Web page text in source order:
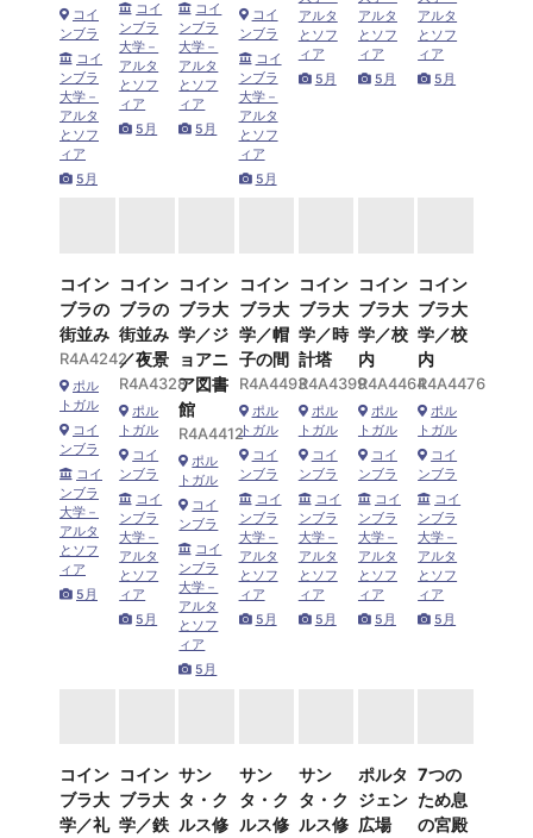
コイ
ンブラ
コイ
ンブラ
大学－
アルタ
とソフ
ィア
5月
コイ
ンブラ
大学－
アルタ
とソフ
ィア
5月
コイ
ンブラ
大学－
アルタ
とソフ
ィア
5月
コイ
ンブラ
コイ
ンブラ
大学－
アルタ
とソフ
ィア
5月
アルタ
とソフ
ィア
5月
アルタ
とソフ
ィア
5月
アルタ
とソフ
ィア
5月
コイン
ブラの
街並み
R4A4242
ポル
トガル
コイ
ンブラ
コイ
ンブラ
大学－
アルタ
とソフ
ィア
5月
コイン
ブラの
街並み
／夜景
R4A4328
ポル
トガル
コイ
ンブラ
コイ
ンブラ
大学－
アルタ
とソフ
ィア
5月
コイン
ブラ大
学／ジ
ョアニ
ア図書
館
R4A4412
ポル
トガル
コイ
ンブラ
コイ
ンブラ
大学－
アルタ
とソフ
ィア
5月
コイン
ブラ大
学／帽
子の間
R4A4493
ポル
トガル
コイ
ンブラ
コイ
ンブラ
大学－
アルタ
とソフ
ィア
5月
コイン
ブラ大
学／時
計塔
R4A4399
ポル
トガル
コイ
ンブラ
コイ
ンブラ
大学－
アルタ
とソフ
ィア
5月
コイン
ブラ大
学／校
内
R4A4464
ポル
トガル
コイ
ンブラ
コイ
ンブラ
大学－
アルタ
とソフ
ィア
5月
コイン
ブラ大
学／校
内
R4A4476
ポル
トガル
コイ
ンブラ
コイ
ンブラ
大学－
アルタ
とソフ
ィア
5月
コイン
ブラ大
学／礼
コイン
ブラ大
学／鉄
サン
タ・ク
ルス修
サン
タ・ク
ルス修
サン
タ・ク
ルス修
ポルタ
ジェン
広場
7つの
ため息
の宮殿